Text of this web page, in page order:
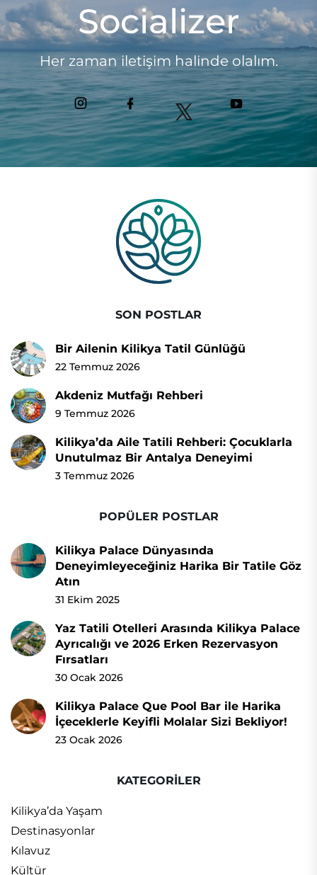
Socializer
Her zaman iletişim halinde olalım.
SON POSTLAR
Bir Ailenin Kilikya Tatil Günlüğü
22 Temmuz 2026
Akdeniz Mutfağı Rehberi
9 Temmuz 2026
Kilikya’da Aile Tatili Rehberi: Çocuklarla
Unutulmaz Bir Antalya Deneyimi
3 Temmuz 2026
POPÜLER POSTLAR
Kilikya Palace Dünyasında
Deneyimleyeceğiniz Harika Bir Tatile Göz
Atın
31 Ekim 2025
Yaz Tatili Otelleri Arasında Kilikya Palace
Ayrıcalığı ve 2026 Erken Rezervasyon
Fırsatları
30 Ocak 2026
Kilikya Palace Que Pool Bar ile Harika
İçeceklerle Keyifli Molalar Sizi Bekliyor!
23 Ocak 2026
KATEGORİLER
Kilikya’da Yaşam
Destinasyonlar
Kılavuz
Kültür